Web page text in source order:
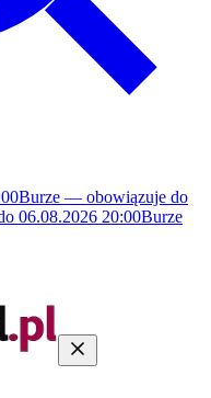
Burze — obowiązuje do
06.08.2026 20:00Burze